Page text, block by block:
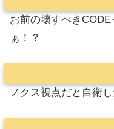
お前の壊すべき
ぁ！？
ノクス視点だと自衛